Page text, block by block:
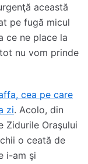
această
pe fugă micul
ce ne place la
nu vom prinde
cea pe care
zi. Acolo, din
Zidurile Oraşului
o ceată de
i-am şi